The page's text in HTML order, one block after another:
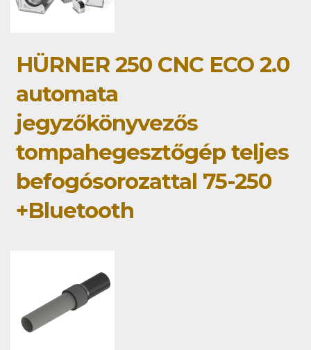
HÜRNER 250 CNC ECO 2.0
automata
jegyzőkönyvezős
tompahegesztőgép teljes
befogósorozattal 75-250
+Bluetooth